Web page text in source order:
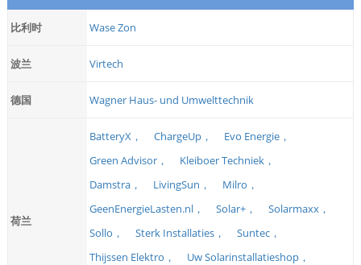
比利时 Wase Zon
波兰 Virtech
德国 Wagner Haus- und Umwelttechnik
荷兰
BatteryX， ChargeUp，
Evo Energie，
Green Advisor，
Kleiboer Techniek，
Damstra，
LivingSun，
Milro，
GeenEnergieLasten.nl，
Solar+，
Solarmaxx，
Sollo，
Sterk Installaties，
Suntec，
Thijssen Elektro，
Uw Solarinstallatieshop，